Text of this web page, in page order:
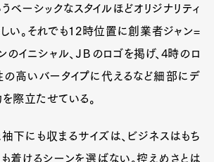
ベーシックなスタイルほどオリジナリティ
い。それでも12時位置に創業者ジャン=
のイニシャル、ＪＢのロゴを掲げ、4時のロ
高いバータイプに代えるなど細部にデ
際立たせている。
下にも収まるサイズは、ビジネスはもち
も着けるシーンを選ばない。控えめさとは